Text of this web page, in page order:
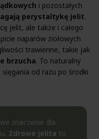
i pozostałych
perystaltykę jelit.
jelit, ale także i całego
naparów ziołowych
trawienne, takie jak
brzucha. To naturalny
od razu po środki
znaczenie dla
Zdrowe jelita to